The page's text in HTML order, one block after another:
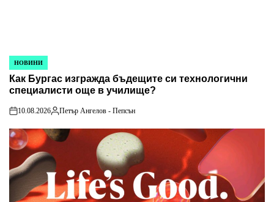
POSTED
IN
НОВИНИ
Как Бургас изгражда бъдещите си технологични
специалисти още в училище?
on
10.08.2026
Posted
by
Петър Ангелов - Пепсън